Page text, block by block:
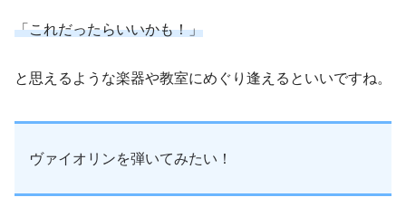
「これだったらいいかも！」
と思えるような楽器や教室にめぐり逢えるといいですね。
ヴァイオリンを弾いてみたい！